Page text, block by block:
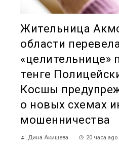
Жительница
области
«целительнице»
тенге
Косшы
о новых схемах
мошенничества
Дина Акишева 20 часа ago